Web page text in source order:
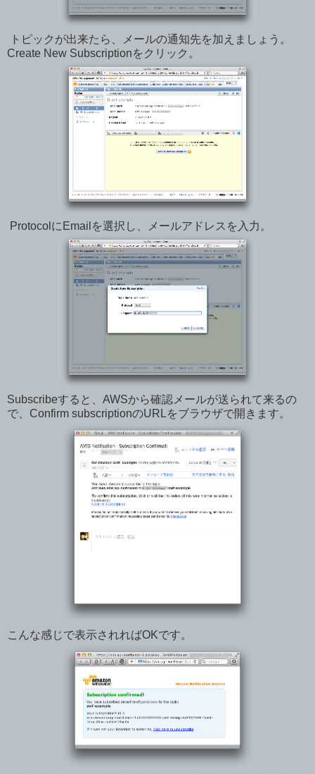
トピックが出来たら、メールの通知先を加えましょう。
Create New Subscriptionをクリック。
ProtocolにEmailを選択し、メールアドレスを入力。
Subscribeすると、AWSから確認メールが送られて来るの
で、Confirm subscriptionのURLをブラウザで開きます。
こんな感じで表示されればOKです。